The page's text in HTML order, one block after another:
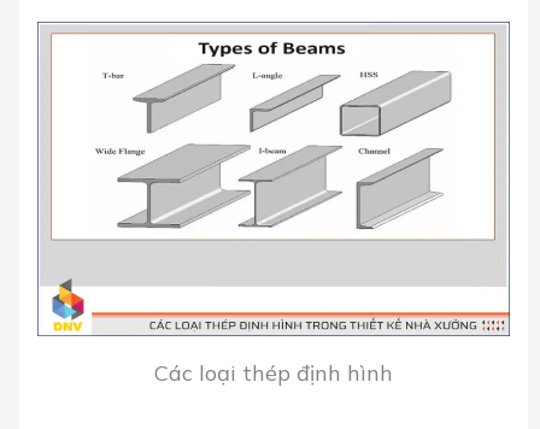
Các loại thép định hình